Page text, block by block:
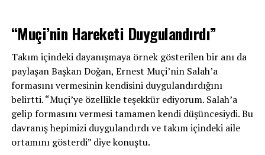
“Muçi’nin Hareketi Duygulandırdı”
Takım içindeki dayanışmaya örnek gösterilen bir anı da
paylaşan Başkan Doğan, Ernest Muçi’nin Salah’a
formasını vermesinin kendisini duygulandırdığını
belirtti. “Muçi’ye özellikle teşekkür ediyorum. Salah’a
gelip formasını vermesi tamamen kendi düşüncesiydi. Bu
davranış hepimizi duygulandırdı ve takım içindeki aile
ortamını gösterdi” diye konuştu.